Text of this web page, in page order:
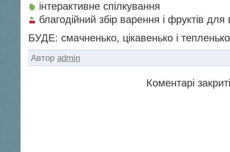
інтерактивне спілкування
благодійний збір варення і фруктів для
БУДЕ: смачненько, цікавенько і
Автор admin
Коментарі